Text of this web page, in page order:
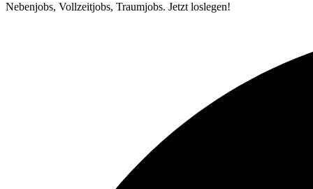
Nebenjobs, Vollzeitjobs, Traumjobs. Jetzt loslegen!